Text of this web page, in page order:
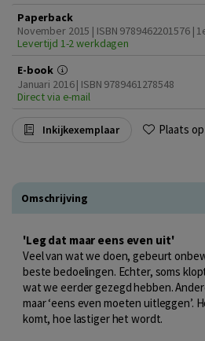
Paperback
November 2015 | ISBN 9789462201576 |
Levertijd 1-2 werkdagen
E-book
Januari 2016 | ISBN 9789461278548
Direct via e-mail
Inkijkexemplaar Plaats
Omschrijving
'Leg dat maar eens even uit'
Veel van wat we doen, gebeurt
beste bedoelingen. Echter, soms
wat we eerder gezegd hebben.
maar ‘eens even moeten uitleggen’.
komt, hoe lastiger het wordt.